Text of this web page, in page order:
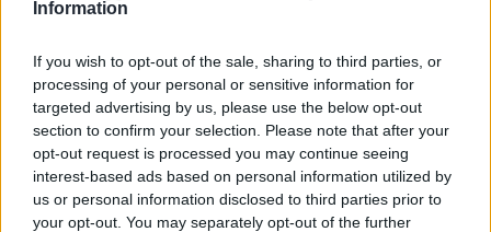
Information
If you wish to opt-out of the sale, sharing to third parties, or
processing of your personal or sensitive information for
targeted advertising by us, please use the below opt-out
section to confirm your selection. Please note that after your
opt-out request is processed you may continue seeing
interest-based ads based on personal information utilized by
us or personal information disclosed to third parties prior to
your opt-out. You may separately opt-out of the further
Inviaci le tue segnalazioni,
i tuoi video e le tue foto
Su WhatsApp al numero +39
345 356 7512